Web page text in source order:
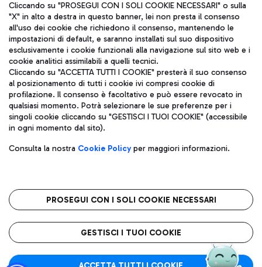
Pizza
Gelateria
Wine Bar & Sparkling
Autobus
Scopri le linee di autobus per raggiungere l'aeroporto
Leonardo Da Vinci.
Raggiungi l’aeroporto senza pensieri con il servizio di taxi a
Ristoranti
Scopri la nostra offerta per una pausa gustosa in aeroporto
Mappa Aeroporto Fiumicino
Aeroporti di Roma S.p.A. - Società soggetta a direzione e
coordinamento di Mundys S.p.A.
Codice fiscale e Registro delle Imprese di Roma 13032990155 P.
IVA 06572251004
Capitale sociale 62.224.743,00 int. vers.
Sede legale: Via Pier Paolo Racchetti 1 - 00054 Fiumicino (RM)
telefono +39 06 65951
Privacy policy
Note legali
Roma FCO
L'aeroporto stellato
Cliccando su "PROSEGUI CON I SOLI COOKIE NECESSARI" o sulla
"X" in alto a destra in questo banner, lei non presta il consenso
all'uso dei cookie che richiedono il consenso, mantenendo le
impostazioni di default, e saranno installati sul suo dispositivo
esclusivamente i cookie funzionali alla navigazione sul sito web e i
cookie analitici assimilabili a quelli tecnici.
Cliccando su "ACCETTA TUTTI I COOKIE" presterà il suo consenso
al posizionamento di tutti i cookie ivi compresi cookie di
profilazione. Il consenso è facoltativo e può essere revocato in
qualsiasi momento. Potrà selezionare le sue preferenze per i
singoli cookie cliccando su "GESTISCI I TUOI COOKIE" (accessibile
in ogni momento dal sito).
Consulta la nostra Cookie Policyper maggiori informazioni.
PROSEGUI CON I SOLI COOKIE NECESSARI
GESTISCI I TUOI COOKIE